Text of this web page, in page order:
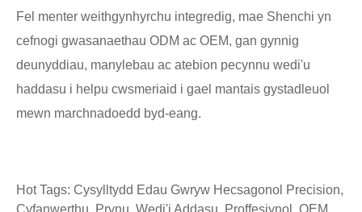
Fel menter weithgynhyrchu integredig, mae Shenchi yn
cefnogi gwasanaethau ODM ac OEM, gan gynnig
deunyddiau, manylebau ac atebion pecynnu wedi'u
haddasu i helpu cwsmeriaid i gael mantais gystadleuol
mewn marchnadoedd byd-eang.
Hot Tags: Cysylltydd Edau Gwryw Hecsagonol Precision,
Cyfanwerthu, Prynu, Wedi'i Addasu, Proffesiynol, OEM,